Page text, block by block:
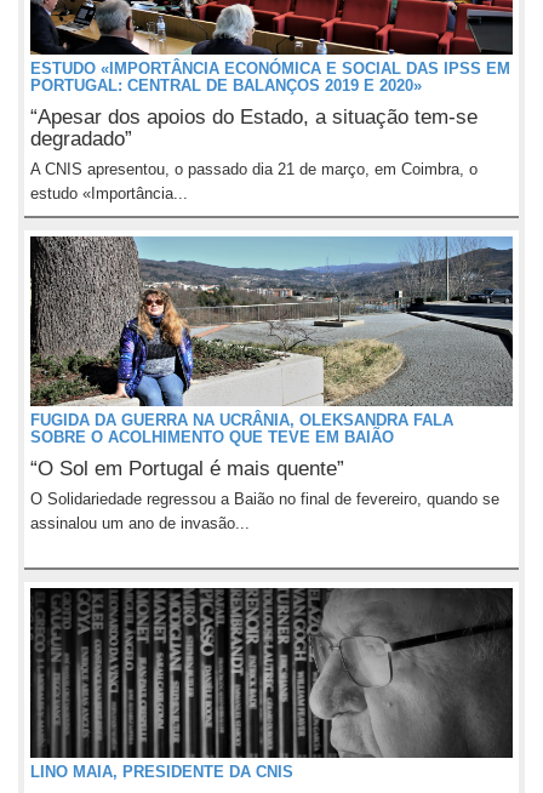
ESTUDO «IMPORTÂNCIA ECONÓMICA E SOCIAL DAS IPSS EM
PORTUGAL: CENTRAL DE BALANÇOS 2019 E 2020»
“Apesar dos apoios do Estado, a situação tem-se
degradado”
A CNIS apresentou, o passado dia 21 de março, em Coimbra, o
estudo «Importância...
FUGIDA DA GUERRA NA UCRÂNIA, OLEKSANDRA FALA
SOBRE O ACOLHIMENTO QUE TEVE EM BAIÃO
“O Sol em Portugal é mais quente”
O Solidariedade regressou a Baião no final de fevereiro, quando se
assinalou um ano de invasão...
LINO MAIA, PRESIDENTE DA CNIS